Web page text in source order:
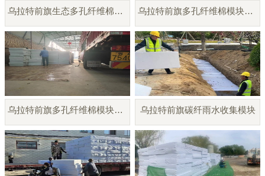
乌拉特前旗生态多孔纤维棉模块厂家 乌拉特前旗多孔纤维棉模块供应
乌拉特前旗多孔纤维棉模块厂家直销 乌拉特前旗碳纤雨水收集模块